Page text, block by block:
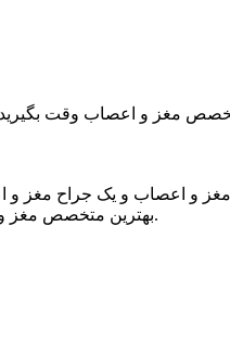
اعصاب و یک جراح مغز و
بهترین متخصص مغز و اعصاب می توانید این کار را در سایت دکترآب انجام دهید.